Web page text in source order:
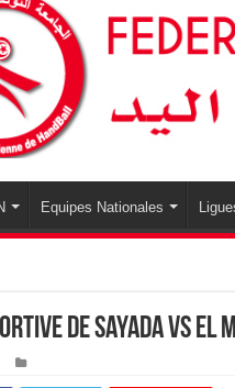
Equipes Nationales
de Sayada vs El